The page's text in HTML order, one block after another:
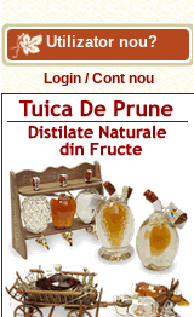
Utilizator nou?
Login / Cont nou